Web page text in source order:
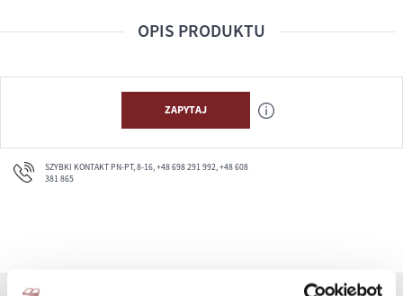
OPIS PRODUKTU
ZAPYTAJ
SZYBKI KONTAKT PN-PT, 8-16, +48 698 291 992, +48 608
381 865